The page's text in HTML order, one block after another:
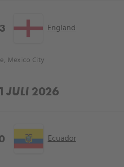
England
Mexico City
JULI 2026
Ecuador